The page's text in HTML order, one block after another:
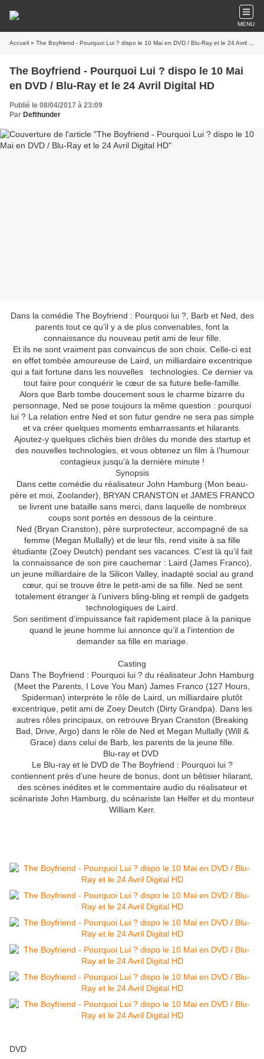
MENU
Accueil » The Boyfriend - Pourquoi Lui ? dispo le 10 Mai en DVD / Blu-Ray et le 24 Avril Digital HD
The Boyfriend - Pourquoi Lui ? dispo le 10 Mai
en DVD / Blu-Ray et le 24 Avril Digital HD
Publié le 08/04/2017 à 23:09
Par Defthunder
Dans la comédie The Boyfriend : Pourquoi lui ?, Barb et Ned, des
parents tout ce qu’il y a de plus convenables, font la
connaissance du nouveau petit ami de leur fille.
Et ils ne sont vraiment pas convaincus de son choix. Celle-ci est
en effet tombée amoureuse de Laird, un milliardaire excentrique
qui a fait fortune dans les nouvelles technologies. Ce dernier va
tout faire pour conquérir le cœur de sa future belle-famille.
Alors que Barb tombe doucement sous le charme bizarre du
personnage, Ned se pose toujours la même question : pourquoi
lui ? La relation entre Ned et son futur gendre ne sera pas simple
et va créer quelques moments embarrassants et hilarants.
Ajoutez-y quelques clichés bien drôles du monde des startup et
des nouvelles technologies, et vous obtenez un film à l’humour
contagieux jusqu’à la dernière minute !
Synopsis
Dans cette comédie du réalisateur John Hamburg (Mon beau-
père et moi, Zoolander), BRYAN CRANSTON et JAMES FRANCO
se livrent une bataille sans merci, dans laquelle de nombreux
coups sont portés en dessous de la ceinture.
Ned (Bryan Cranston), père surprotecteur, accompagné de sa
femme (Megan Mullally) et de leur fils, rend visite à sa fille
étudiante (Zoey Deutch) pendant ses vacances. C’est là qu’il fait
la connaissance de son pire cauchemar : Laird (James Franco),
un jeune milliardaire de la Silicon Valley, inadapté social au grand
cœur, qui se trouve être le petit-ami de sa fille. Ned se sent
totalement étranger à l’univers bling-bling et rempli de gadgets
technologiques de Laird.
Son sentiment d’impuissance fait rapidement place à la panique
quand le jeune homme lui annonce qu’il a l’intention de
demander sa fille en mariage.
Casting
Dans The Boyfriend : Pourquoi lui ? du réalisateur John Hamburg
(Meet the Parents, I Love You Man) James Franco (127 Hours,
Spiderman) interprète le rôle de Laird, un milliardaire plutôt
excentrique, petit ami de Zoey Deutch (Dirty Grandpa). Dans les
autres rôles principaux, on retrouve Bryan Cranston (Breaking
Bad, Drive, Argo) dans le rôle de Ned et Megan Mullally (Will &
Grace) dans celui de Barb, les parents de la jeune fille.
Blu-ray et DVD
Le Blu-ray et le DVD de The Boyfriend : Pourquoi lui ?
contiennent près d’une heure de bonus, dont un bêtisier hilarant,
des scènes inédites et le commentaire audio du réalisateur et
scénariste John Hamburg, du scénariste Ian Helfer et du monteur
William Kerr.
DVD